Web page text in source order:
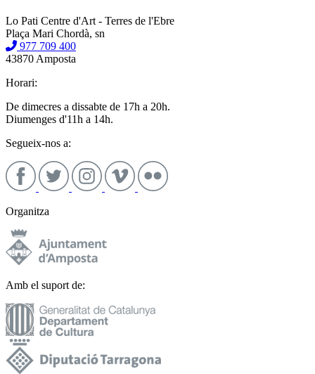
Lo Pati Centre d'Art - Terres de l'Ebre
Plaça Mari Chordà, sn
977 709 400
43870 Amposta
Horari:
De dimecres a dissabte de 17h a 20h.
Diumenges d'11h a 14h.
Segueix-nos a:
Organitza
Amb el suport de: